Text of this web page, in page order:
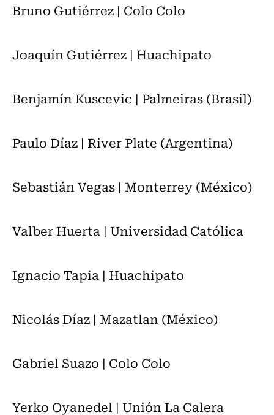
Bruno Gutiérrez | Colo Colo
Joaquín Gutiérrez | Huachipato
Benjamín Kuscevic | Palmeiras (Brasil)
Paulo Díaz | River Plate (Argentina)
Sebastián Vegas | Monterrey (México)
Valber Huerta | Universidad Católica
Ignacio Tapia | Huachipato
Nicolás Díaz | Mazatlan (México)
Gabriel Suazo | Colo Colo
Yerko Oyanedel | Unión La Calera